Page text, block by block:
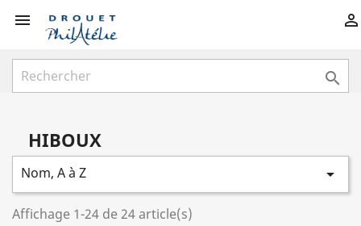
 

HIBOUX
Nom, A à Z 
Affichage 1-24 de 24 article(s)